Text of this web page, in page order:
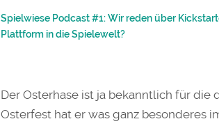
Spielwiese Podcast #1: Wir reden über
Plattform in die Spielewelt?
Der Osterhase ist ja bekanntlich für die
Osterfest hat er was ganz besonderes